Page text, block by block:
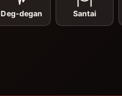
Deg-degan Santai